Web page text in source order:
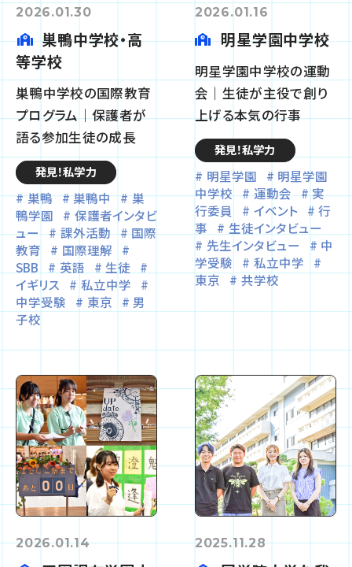
2026.01.30
巣鴨中学校・高
等学校
巣鴨中学校の国際教育
プログラム｜保護者が
語る参加生徒の成長
発見！私学力
巣鴨 巣鴨中
巣
鴨学園
保護者インタビ
ュー
課外活動
国際
教育
国際理解
SBB
英語
生徒
イギリス
私立中学
中学受験
東京
男
子校
2026.01.16
明星学園中学校
明星学園中学校の運動
会｜生徒が主役で創り
上げる本気の行事
発見！私学力
明星学園
明星学園
中学校
運動会
実
行委員
イベント
行
事
生徒インタビュー
先生インタビュー
中
学受験
私立中学
東京
共学校
2026.01.14 2025.11.28